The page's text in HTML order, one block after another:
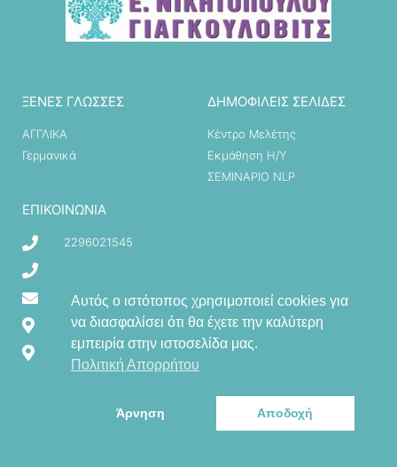
ΞΕΝΕΣ ΓΛΩΣΣΕΣ
ΑΓΓΛΙΚΑ
Γερμανικά
ΔΗΜΟΦΙΛΕΙΣ ΣΕΛΙΔΕΣ
Κέντρο Μελέτης
Εκμάθηση Η/Υ
ΣΕΜΙΝΑΡΙΟ NLP
ΕΠΙΚΟΙΝΩΝΊΑ
2296021545
giagkost@yahoo.gr
Κλεισούρας 4, Μέγαρα, Αττική 19100
Δήμητρος 35, Ελευσίνα, 19200
© All rights reserved
Αυτός ο ιστότοπος χρησιμοποιεί cookies για
να διασφαλίσει ότι θα έχετε την καλύτερη
εμπειρία στην ιστοσελίδα μας.
Πολιτική Απορρήτου
Άρνηση Αποδοχή